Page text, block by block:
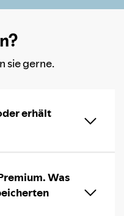
sie gerne.
erhält
Was